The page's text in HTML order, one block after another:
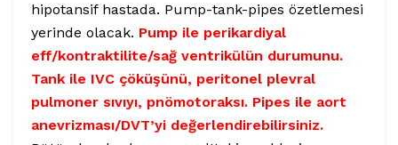
hipotansif hastada. Pump-tank-pipes özetlemesi
yerinde olacak. Pump ile perikardiyal
eff/kontraktilite/sağ ventrikülün durumunu.
Tank ile IVC çöküşünü, peritonel plevral
pulmoner sıvıyı, pnömotoraksı. Pipes ile aort
anevrizması/DVT’yi değerlendirebilirsiniz.